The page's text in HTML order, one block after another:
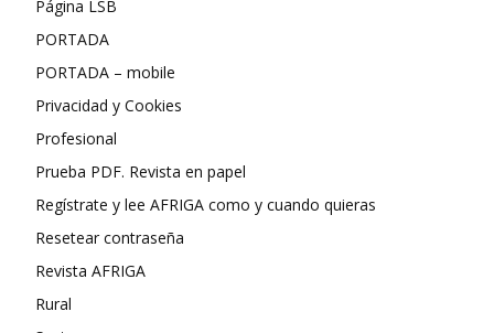
Página LSB
PORTADA
PORTADA – mobile
Privacidad y Cookies
Profesional
Prueba PDF. Revista en papel
Regístrate y lee AFRIGA como y cuando quieras
Resetear contraseña
Revista AFRIGA
Rural